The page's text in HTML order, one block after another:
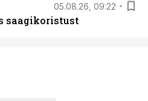
05.08.26, 09:22
saagikoristust